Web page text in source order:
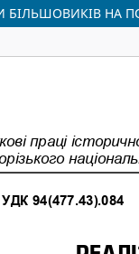
БІЛЬШОВИКІВ НА